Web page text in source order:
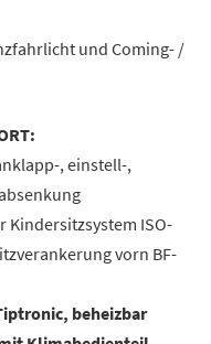
und Coming- /
, einstell-,
Kindersitzsystem ISO-
vorn BF-
beheizbar